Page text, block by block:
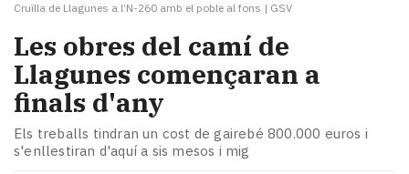
Cruïlla de Llagunes a l’N-260 amb el poble al fons | GSV
Les obres del camí de
Llagunes començaran a
finals d'any
Els treballs tindran un cost de gairebé 800.000 euros i
s'enllestiran d'aquí a sis mesos i mig